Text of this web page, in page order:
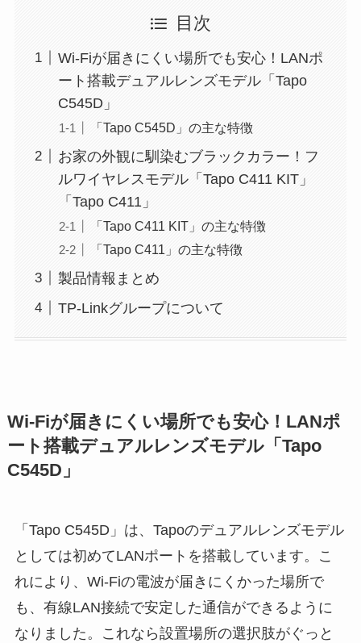
目次
Wi-Fiが届きにくい場所でも安心！LANポ
ート搭載デュアルレンズモデル「Tapo
C545D」
「Tapo C545D」の主な特徴
お家の外観に馴染むブラックカラー！フ
ルワイヤレスモデル「Tapo C411 KIT」
「Tapo C411」
「Tapo C411 KIT」の主な特徴
「Tapo C411」の主な特徴
製品情報まとめ
TP-Linkグループについて
Wi-Fiが届きにくい場所でも安心！LANポ
ート搭載デュアルレンズモデル「Tapo
C545D」
「Tapo C545D」は、Tapoのデュアルレンズモデル
としては初めてLANポートを搭載しています。こ
れにより、Wi-Fiの電波が届きにくかった場所で
も、有線LAN接続で安定した通信ができるように
なりました。これなら設置場所の選択肢がぐっと